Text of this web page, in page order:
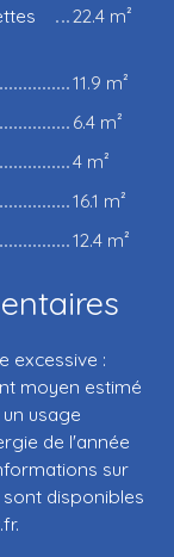
22.4 m²
11.9 m²
6.4 m²
4 m²
16.1 m²
12.4 m²
excessive :
moyen estimé
usage
de l'année
sur
disponibles